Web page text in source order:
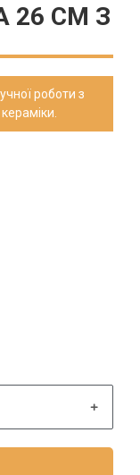
26 СМ З
роботи з
﹢